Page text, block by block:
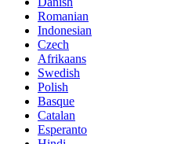
Romanian
Indonesian
Czech
Afrikaans
Swedish
Polish
Basque
Catalan
Esperanto